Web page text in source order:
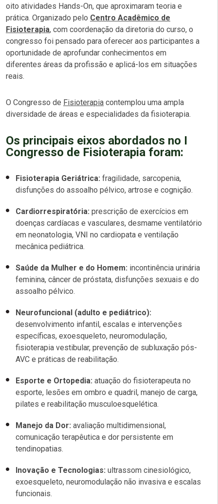
oito atividades Hands-On, que aproximaram teoria e
prática. Organizado pelo Centro Acadêmico de
Fisioterapia, com coordenação da diretoria do curso, o
congresso foi pensado para oferecer aos participantes a
oportunidade de aprofundar conhecimentos em
diferentes áreas da profissão e aplicá-los em situações
reais.
O Congresso de Fisioterapia contemplou uma ampla
diversidade de áreas e especialidades da fisioterapia.
Os principais eixos abordados no I
Congresso de Fisioterapia foram:
Fisioterapia Geriátrica: fragilidade, sarcopenia,
disfunções do assoalho pélvico, artrose e cognição.
Cardiorrespiratória: prescrição de exercícios em
doenças cardíacas e vasculares, desmame ventilatório
em neonatologia, VNI no cardiopata e ventilação
mecânica pediátrica.
Saúde da Mulher e do Homem: incontinência urinária
feminina, câncer de próstata, disfunções sexuais e do
assoalho pélvico.
Neurofuncional (adulto e pediátrico):
desenvolvimento infantil, escalas e intervenções
específicas, exoesqueleto, neuromodulação,
fisioterapia vestibular, prevenção de subluxação pós-
AVC e práticas de reabilitação.
Esporte e Ortopedia: atuação do fisioterapeuta no
esporte, lesões em ombro e quadril, manejo de carga,
pilates e reabilitação musculoesquelética.
Manejo da Dor: avaliação multidimensional,
comunicação terapêutica e dor persistente em
tendinopatias.
Inovação e Tecnologias: ultrassom cinesiológico,
exoesqueleto, neuromodulação não invasiva e escalas
funcionais.